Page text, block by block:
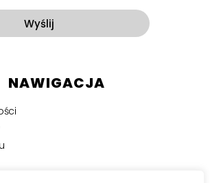
Wyślij
NAWIGACJA